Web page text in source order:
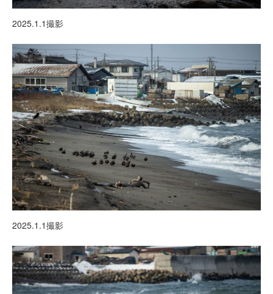
2025.1.1撮影
2025.1.1撮影